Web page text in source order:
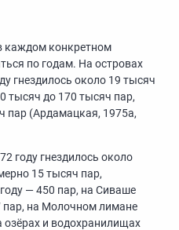
каждом конкретном
по годам. На островах
гнездилось около 19 тысяч
тысяч до 170 тысяч пар,
пар (Ардамацкая, 1975а,
году гнездилось около
15 тысяч пар,
— 450 пар, на Сиваше
на Молочном лимане
озёрах и водохранилищах